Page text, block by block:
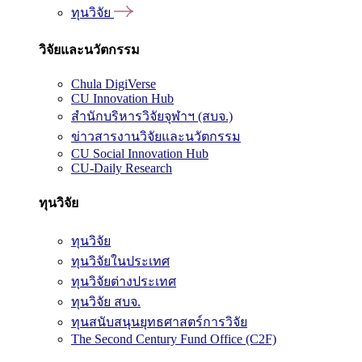
ทุนวิจัย
วิจัยและนวัตกรรม
Chula DigiVerse
CU Innovation Hub
สำนักบริหารวิจัยจุฬาฯ (สบจ.)
ข่าวสารงานวิจัยและนวัตกรรม
CU Social Innovation Hub
CU-Daily Research
ทุนวิจัย
ทุนวิจัย
ทุนวิจัยในประเทศ
ทุนวิจัยต่างประเทศ
ทุนวิจัย สบจ.
ทุนสนับสนุนยุทธศาสตร์การวิจัย
The Second Century Fund Office (C2F)